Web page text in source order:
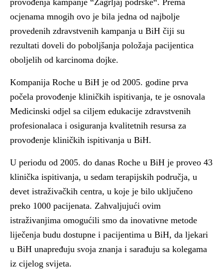
provođenja kampanje “Zagrljaj podrške“. Prema
ocjenama mnogih ovo je bila jedna od najbolje
provedenih zdravstvenih kampanja u BiH čiji su
rezultati doveli do poboljšanja položaja pacijentica
oboljelih od karcinoma dojke.
Kompanija Roche u BiH je od 2005. godine prva
počela provođenje kliničkih ispitivanja, te je osnovala
Medicinski odjel sa ciljem edukacije zdravstvenih
profesionalaca i osiguranja kvalitetnih resursa za
provođenje kliničkih ispitivanja u BiH.
U periodu od 2005. do danas Roche u BiH je proveo 43
klinička ispitivanja, u sedam terapijskih područja, u
devet istraživačkih centra, u koje je bilo uključeno
preko 1000 pacijenata. Zahvaljujući ovim
istraživanjima omogućili smo da inovativne metode
liječenja budu dostupne i pacijentima u BiH, da ljekari
u BiH unapređuju svoja znanja i sarađuju sa kolegama
iz cijelog svijeta.